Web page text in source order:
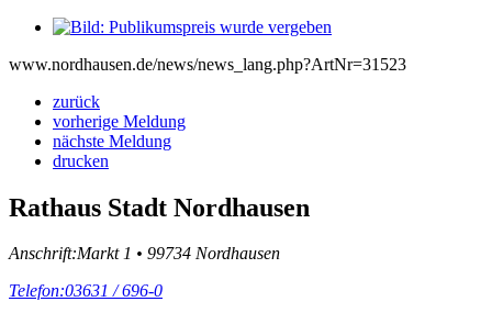
www.nordhausen.de/news/news_lang.php?ArtNr=31523
zurück
vorherige Meldung
nächste Meldung
drucken
Rathaus Stadt Nordhausen
Anschrift:Markt 1 • 99734 Nordhausen
Telefon:03631 / 696-0